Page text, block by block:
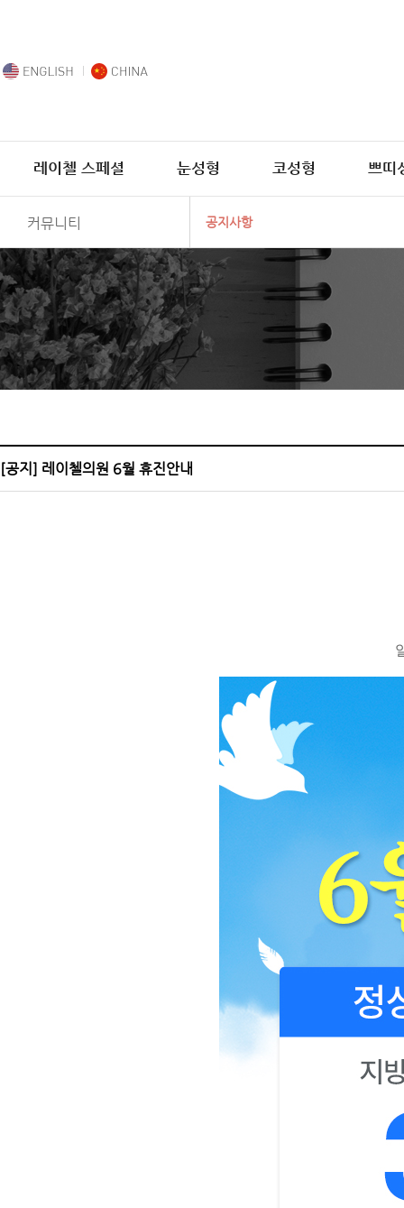
레이첼 스페셜 눈성형 코성형 쁘띠
커뮤니티 공지사항
수술후기
공지사항
​[공지] 레이첼의원 6월 휴진안내